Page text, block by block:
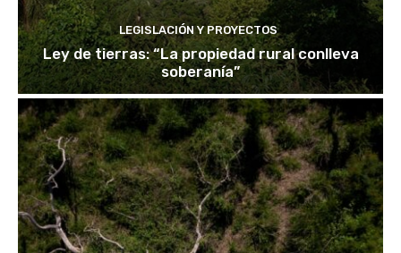
LEGISLACIÓN Y PROYECTOS
Ley de tierras: “La propiedad rural conlleva
soberanía”